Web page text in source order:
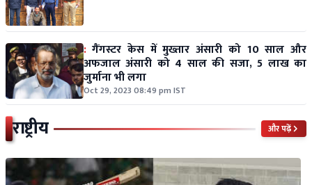
: गैंगस्टर केस में मुख्तार अंसारी को 10 साल और
अफजाल अंसारी को 4 साल की सजा, 5 लाख का
जुर्माना भी लगा
Oct 29, 2023 08:49 pm IST
राष्ट्रीय और पढ़ें